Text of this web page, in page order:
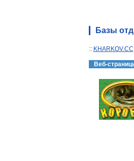
Базы
:: KHARKOV.CC
Веб-